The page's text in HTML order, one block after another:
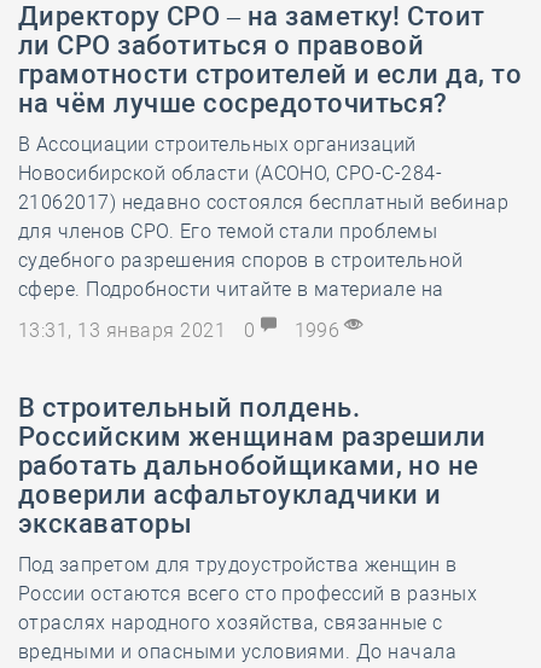
Директору СРО – на заметку! Стоит
ли СРО заботиться о правовой
грамотности строителей и если да, то
на чём лучше сосредоточиться?
В Ассоциации строительных организаций
Новосибирской области (АСОНО, СРО-С-284-
21062017) недавно состоялся бесплатный вебинар
для членов СРО. Его темой стали проблемы
судебного разрешения споров в строительной
сфере. Подробности читайте в материале на
13:31, 13 января 2021
0 1996
В строительный полдень.
Российским женщинам разрешили
работать дальнобойщиками, но не
доверили асфальтоукладчики и
экскаваторы
Под запретом для трудоустройства женщин в
России остаются всего сто профессий в разных
отраслях народного хозяйства, связанные с
вредными и опасными условиями. До начала